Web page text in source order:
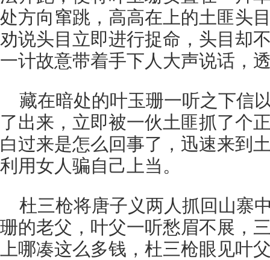
处方向窜跳，高高在上的土匪头
劝说头目立即进行捉命，头目却
一计故意带着手下人大声说话，
藏在暗处的叶玉珊一听之下信
了出来，立即被一伙土匪抓了个
白过来是怎么回事了，迅速来到
利用女人骗自己上当。
杜三枪将唐子义两人抓回山寨
珊的老父，叶父一听愁眉不展，
上哪凑这么多钱，杜三枪眼见叶